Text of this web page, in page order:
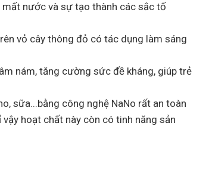
nước và sự tạo thành các sắc tố
vỏ cây thông đỏ có tác dụng làm sáng
nám, tăng cường sức đề kháng, giúp trẻ
sữa...bằng công nghệ NaNo rất an toàn
hoạt chất này còn có tinh năng sản